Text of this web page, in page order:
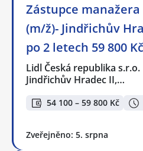
Zástupce
(m/ž)- Jindřichův
po 2 letech 59 800
Lidl Česká republika s.r.o.
Jindřichův Hradec II,…
54 100 – 59 800 Kč
Zveřejněno: 5. srpna